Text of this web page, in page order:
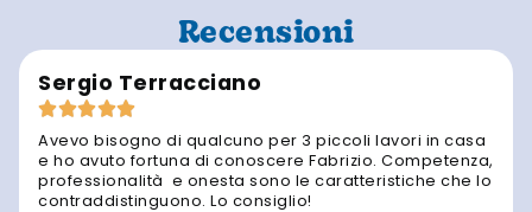
Recensioni
Sergio Terracciano
Avevo bisogno di qualcuno per 3 piccoli lavori in casa
e ho avuto fortuna di conoscere Fabrizio. Competenza,
professionalità e onesta sono le caratteristiche che lo
contraddistinguono. Lo consiglio!